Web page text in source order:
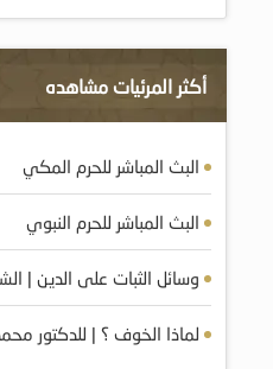
أكثر المرئيات مشاهده
البث المباشر للحرم المكي
البث المباشر للحرم النبوي
وسائل الثبات على الدين |
لماذا الخوف ؟ | للدكتور